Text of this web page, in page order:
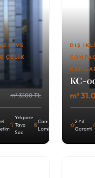
VE
ÇELIK
m² 3.100 TL
Yekpare
Tava
Sac
Compact
Lamine
DIŞ
KC-
m²
2 Yıl
Garanti